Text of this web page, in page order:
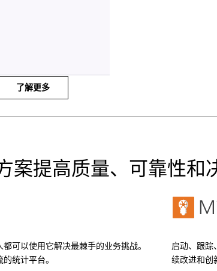
了解更多
案提高质量、可靠性和
可以使用它解决最棘手的业务挑战。
统计平台。
启动、跟踪
续改进和创